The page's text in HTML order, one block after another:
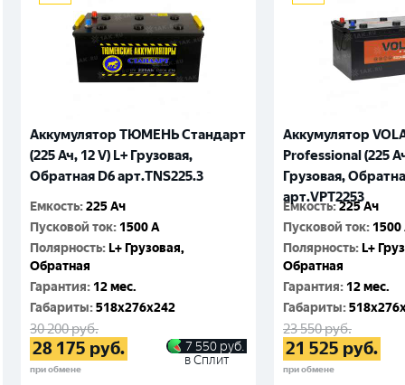
Аккумулятор ТЮМЕНЬ Стандарт
(225 Ач, 12 V) L+ Грузовая,
Обратная D6 арт.TNS225.3
Емкость:225 Ач
Пусковой ток: 1500 A
Полярность: L+ Грузовая,
Обратная
Гарантия: 12 мес.
Габариты:518x276x242
30 200руб.
28 175 руб.
при обмене
7 550 руб.
в Сплит
Аккумулятор
Professional (225
Грузовая,
арт.VPT2253
Емкость:225 Ач
Пусковой ток: 1500
Полярность: L+
Обратная
Гарантия: 12 мес.
Габариты:
23 550руб.
21 525 руб.
при обмене